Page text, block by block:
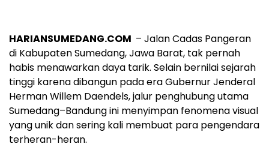
HARIANSUMEDANG.COM – Jalan Cadas Pangeran
di Kabupaten Sumedang, Jawa Barat, tak pernah
habis menawarkan daya tarik. Selain bernilai sejarah
tinggi karena dibangun pada era Gubernur Jenderal
Herman Willem Daendels, jalur penghubung utama
Sumedang–Bandung ini menyimpan fenomena visual
yang unik dan sering kali membuat para pengendara
terheran-heran.